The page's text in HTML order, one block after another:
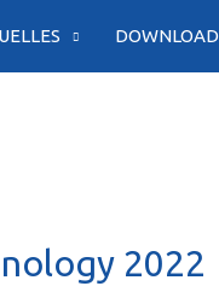
DOWNLOAD
2022